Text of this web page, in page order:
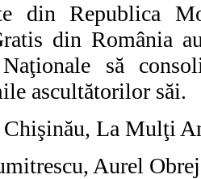
din Republica
din România
să
ascultătorilor săi.
La Mulţi
Aurel